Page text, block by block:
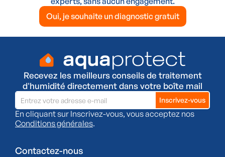
Oui, je souhaite un diagnostic gratuit
Recevez les meilleurs conseils de traitement
d'humidité directement dans votre boîte mail
En cliquant sur Inscrivez-vous, vous acceptez nos
Conditions générales.
Contactez-nous